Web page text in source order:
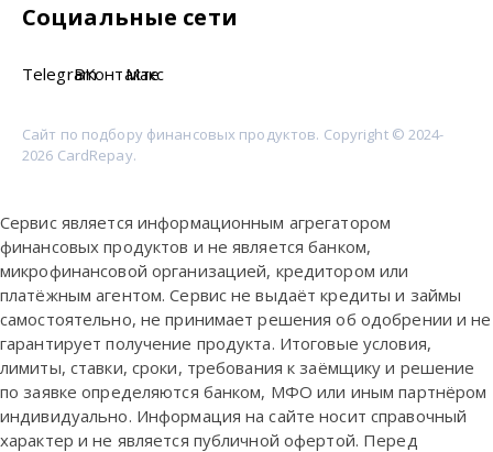
Социальные сети
TelegramВКонтакте
Макс
Сайт по подбору финансовых продуктов. Copyright © 2024-
2026 CardRepay.
Сервис является информационным агрегатором
финансовых продуктов и не является банком,
микрофинансовой организацией, кредитором или
платёжным агентом. Сервис не выдаёт кредиты и займы
самостоятельно, не принимает решения об одобрении и не
гарантирует получение продукта. Итоговые условия,
лимиты, ставки, сроки, требования к заёмщику и решение
по заявке определяются банком, МФО или иным партнёром
индивидуально. Информация на сайте носит справочный
характер и не является публичной офертой. Перед